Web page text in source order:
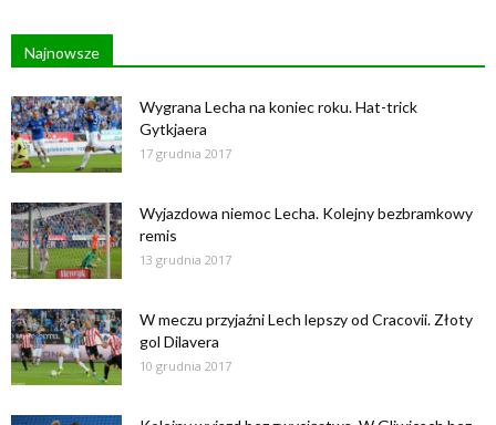
Najnowsze
Wygrana Lecha na koniec roku. Hat-trick
Gytkjaera
17 grudnia 2017
Wyjazdowa niemoc Lecha. Kolejny bezbramkowy
remis
13 grudnia 2017
W meczu przyjaźni Lech lepszy od Cracovii. Złoty
gol Dilavera
10 grudnia 2017